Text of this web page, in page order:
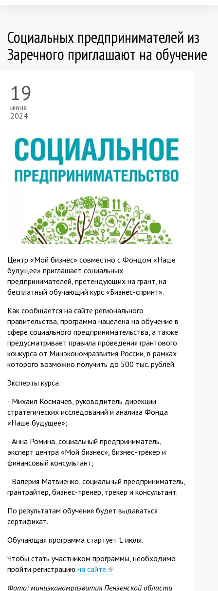
Социальных предпринимателей из
Заречного приглашают на обучение
19
июня
2024
Центр «Мой бизнес» совместно с Фондом «Наше
будущее» приглашает социальных
предпринимателей, претендующих на грант, на
бесплатный обучающий курс «Бизнес-спринт».
Как сообщается на сайте регионального
правительства, программа нацелена на обучение в
сфере социального предпринимательства, а также
предусматривает правила проведения грантового
конкурса от Минэкономразвития России, в рамках
которого возможно получить до 500 тыс. рублей.
Эксперты курса:
- Михаил Космачев, руководитель дирекции
стратегических исследований и анализа Фонда
«Наше будущее»;
- Анна Ромина, социальный предприниматель,
эксперт центра «Мой бизнес», бизнес-трекер и
финансовый консультант;
- Валерия Матвиенко, социальный предприниматель,
грантрайтер, бизнес-тренер, трекер и консультант.
По результатам обучения будет выдаваться
сертификат.
Обучающая программа стартует 1 июля.
Чтобы стать участником программы, необходимо
пройти регистрацию на сайте.(link
Фото: миниэкономразвития Пензенской области